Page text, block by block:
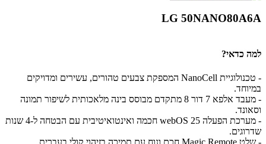
LG 50NANO80A6A
למה כדאי?
- טכנולוגיית NanoCell המספקת צבעים טהורים, עשירים ומדויקים
במיוחד.
- מעבד אלפא 7 דור 8 מתקדם מבוסס בינה מלאכותית לשיפור תמונה
וסאונד.
- מערכת הפעלה webOS 25 חכמה ואינטואיטיבית עם הבטחה ל-4 שנות
שדרוגים.
- שלט Magic Remote חכם ונוח עם תמיכה בזיהוי קולי בעברית.